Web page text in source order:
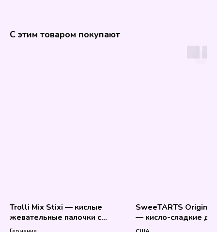
С этим товаром покупают
Trolli Mix Stixi — кислые
жевательные палочки с
соком
SweeTARTS Original
— кисло-сладкие
США